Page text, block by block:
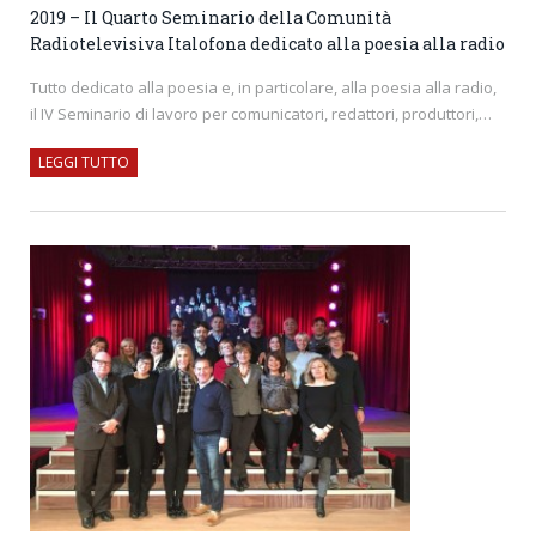
2019 – Il Quarto Seminario della Comunità
Radiotelevisiva Italofona dedicato alla poesia alla radio
Tutto dedicato alla poesia e, in particolare, alla poesia alla radio,
il IV Seminario di lavoro per comunicatori, redattori, produttori,…
LEGGI TUTTO